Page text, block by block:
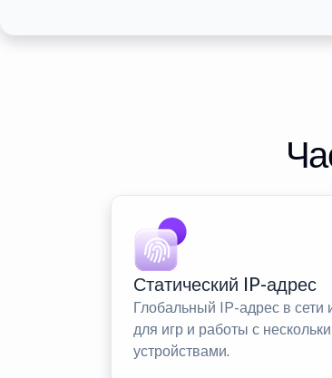
Статический IP-адрес
Глобальный IP-адрес в сети
для игр и работы с
устройствами.